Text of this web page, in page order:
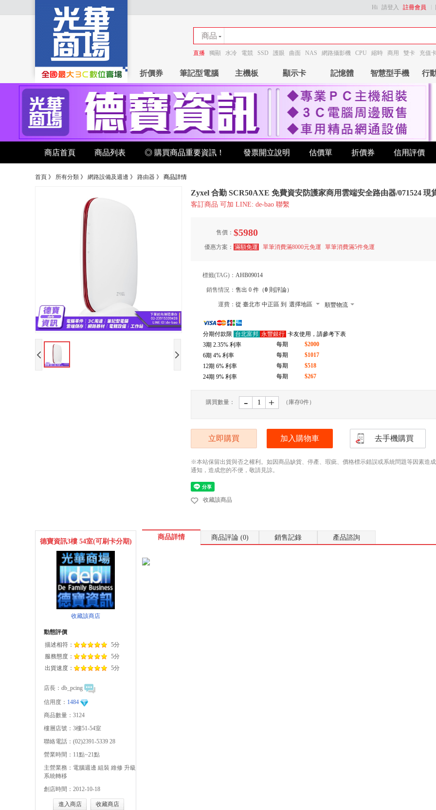
Hi 請登入 註冊會員
商品
商店
直播 獨顯 水冷 電競 SSD 護眼 曲面 NAS 網路攝影機 CPU 縮時 商用 雙卡 充值
折價券 筆記型電腦 主機板 顯示卡 記憶體 智慧型手機 行
商店首頁 商品列表 ◎ 購買商品重要資訊！ 發票開立說明 估價單 折價券 信用評價
首頁 》 所有分類 》 網路設備及週邊 》 路由器 》 商品詳情
Zyxel 合勤 SCR50AXE 免費資安防護家商用雲端安全路由器/071524 現
客訂商品 可加 LINE: de-bao 聯繫
售價： $5980
優惠方案： 滿額免運 單筆消費滿8000元免運 單筆消費滿5件免運
標籤(TAG)： AHB09014
銷售情況： 售出 0 件（0 則評論）
運費： 從 臺北市 中正區 到 選擇地區 順豐物流
郵局
分期付款限 台北富邦 永豐銀行 卡友使用，請參考下表
3期 2.35% 利率 每期
$2000
6期 4% 利率 每期
$1017
12期 6% 利率 每期
$518
24期 9% 利率 每期 $267
購買數量： - ﹢ （庫存0件）
立即購買 加入購物車 去手機購買
※本站保留出貨與否之權利。如因商品缺貨、停產、瑕疵、價格標示錯誤或系統問題等因素造
通知，造成您的不便，敬請見諒。
收藏該商品
德寶資訊3樓 54室(可刷卡分期)
收藏該商店
動態評價
描述相符：
5分
服務態度：
5分
出貨速度：
5分
店長： db_pcing
信用度： 1484
商品數量：3124
樓層店號：3樓51-54室
聯絡電話：(02)2391-5339 28
營業時間：11點~21點
主營業務：電腦週邊 組裝 維修 升級
系統轉移
創店時間：2012-10-18
進入商店 收藏商店
商品詳情 商品評論 (0) 銷售記錄 產品諮詢